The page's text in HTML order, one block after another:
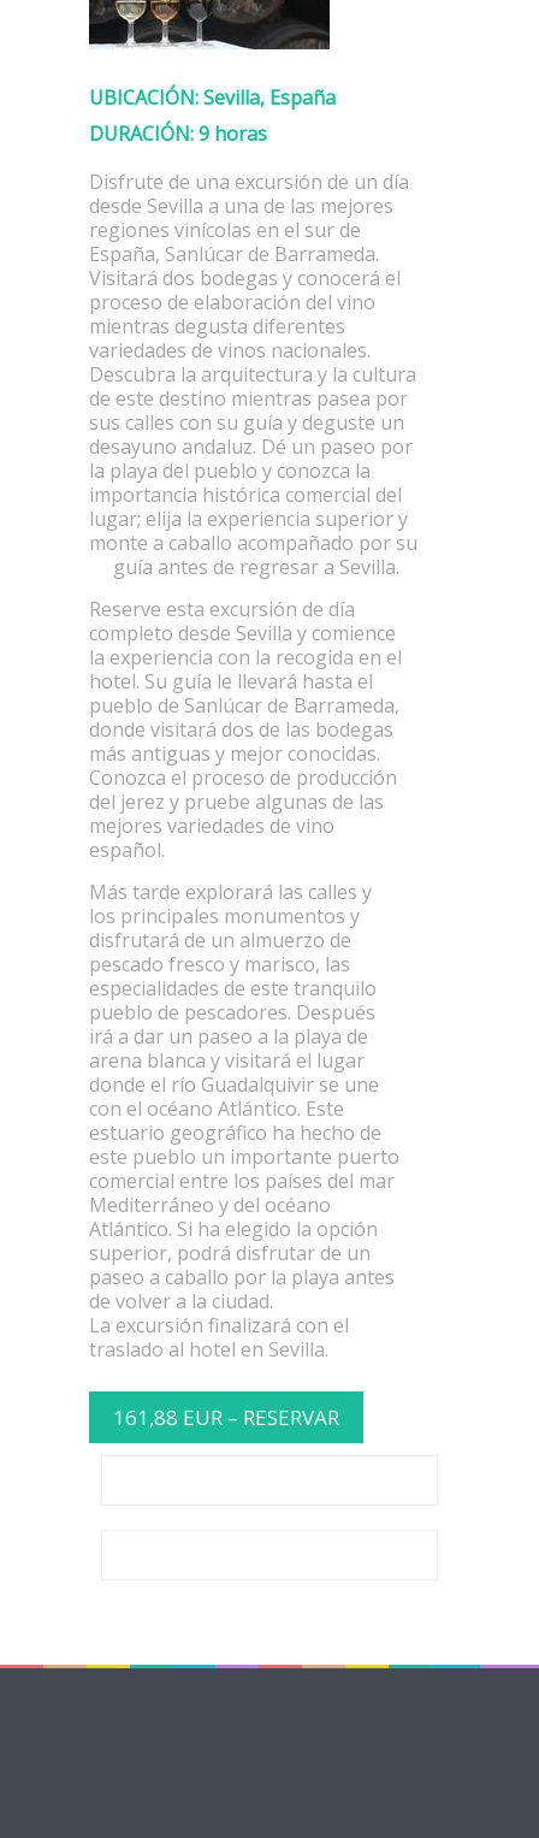
UBICACIÓN:Sevilla, España
DURACIÓN:9 horas
Disfrute de una excursión de un día
desde Sevilla a una de las mejores
regiones vinícolas en el sur de
España, Sanlúcar de Barrameda.
Visitará dos bodegas y conocerá el
proceso de elaboración del vino
mientras degusta diferentes
variedades de vinos nacionales.
Descubra la arquitectura y la cultura
de este destino mientras pasea por
sus calles con su guía y deguste un
desayuno andaluz. Dé un paseo por
la playa del pueblo y conozca la
importancia histórica comercial del
lugar; elija la experiencia superior y
monte a caballo acompañado por su
guía antes de regresar a Sevilla.
Reserve esta excursión de día
completo desde Sevilla y comience
la experiencia con la recogida en el
hotel. Su guía le llevará hasta el
pueblo de Sanlúcar de Barrameda,
donde visitará dos de las bodegas
más antiguas y mejor conocidas.
Conozca el proceso de producción
del jerez y pruebe algunas de las
mejores variedades de vino
español.
Más tarde explorará las calles y
los principales monumentos y
disfrutará de un almuerzo de
pescado fresco y marisco, las
especialidades de este tranquilo
pueblo de pescadores. Después
irá a dar un paseo a la playa de
arena blanca y visitará el lugar
donde el río Guadalquivir se une
con el océano Atlántico. Este
estuario geográfico ha hecho de
este pueblo un importante puerto
comercial entre los países del mar
Mediterráneo y del océano
Atlántico. Si ha elegido la opción
superior, podrá disfrutar de un
paseo a caballo por la playa antes
de volver a la ciudad.
La excursión finalizará con el
traslado al hotel en Sevilla.
161,88 EUR – RESERVAR